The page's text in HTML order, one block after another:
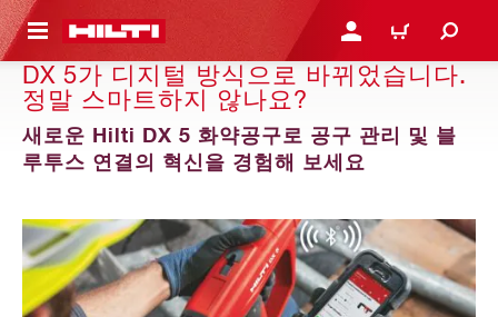
으로 건너뛰기 로그인 또는 회원가입
장바구니
DX 5가 디지털 방식으로 바뀌었습니다.
정말 스마트하지 않나요?
새로운 Hilti DX 5 화약공구로 공구 관리 및 블
루투스 연결의 혁신을 경험해 보세요